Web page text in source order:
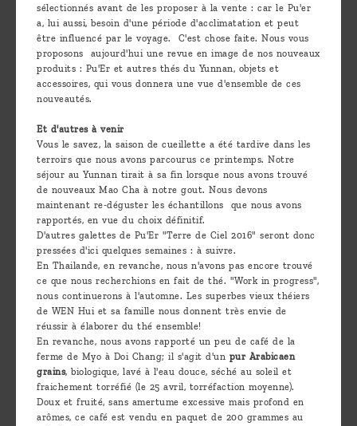
sélectionnés avant de les proposer à la vente : car le Pu'er
a, lui aussi, besoin d'une période d'acclimatation et peut
être influencé par le voyage. C'est chose faite. Nous vous
proposons aujourd'hui une revue en image de nos nouveaux
produits : Pu'Er et autres thés du Yunnan, objets et
accessoires, qui vous donnera une vue d'ensemble de ces
nouveautés.
Et d'autres à venir
Vous le savez, la saison de cueillette a été tardive dans les
terroirs que nous avons parcourus ce printemps. Notre
séjour au Yunnan tirait à sa fin lorsque nous avons trouvé
de nouveaux Mao Cha à notre gout. Nous devons
maintenant re-déguster les échantillons que nous avons
rapportés, en vue du choix définitif.
D'autres galettes de Pu'Er "Terre de Ciel 2016" seront donc
pressées d'ici quelques semaines : à suivre.
En Thailande, en revanche, nous n'avons pas encore trouvé
ce que nous recherchions en fait de thé. "Work in progress",
nous continuerons à l'automne. Les superbes vieux théiers
de WEN Hui et sa famille nous donnent très envie de
réussir à élaborer du thé ensemble!
En revanche, nous avons rapporté un peu de café de la
ferme de Myo à Doi Chang; il s'agit d'un pur Arabicaen
grains, biologique, lavé à l'eau douce, séché au soleil et
fraichement torréfié (le 25 avril, torréfaction moyenne).
Doux et fruité, sans amertume excessive mais profond en
arômes, ce café est vendu en paquet de 200 grammes au